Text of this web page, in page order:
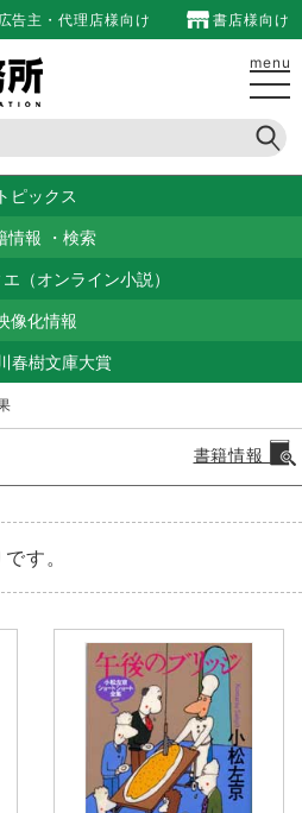
広告主・代理店様向け 書店様向け
menu
トピックス
情報 ・ 検索
（オンライン小説）
像化情報
春樹文庫大賞
書籍情報
す。